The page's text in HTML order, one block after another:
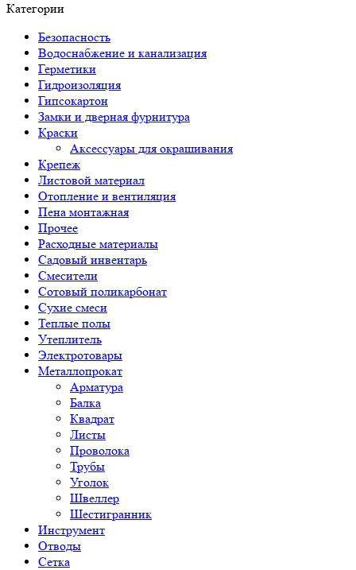
Категории
Безопасность
Водоснабжение и канализация
Герметики
Гидроизоляция
Гипсокартон
Замки и дверная фурнитура
Краски
Аксессуары для окрашивания
Крепеж
Листовой материал
Отопление и вентиляция
Пена монтажная
Прочее
Расходные материалы
Садовый инвентарь
Смесители
Сотовый поликарбонат
Сухие смеси
Теплые полы
Утеплитель
Электротовары
Металлопрокат
Арматура
Балка
Квадрат
Листы
Проволока
Трубы
Уголок
Швеллер
Шестигранник
Инструмент
Отводы
Сетка